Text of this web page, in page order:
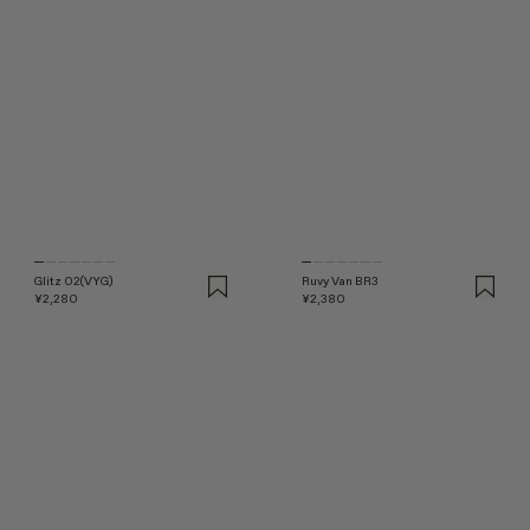
Glitz 02(VYG)
¥2,280
Ruvy Van BR3
¥2,380